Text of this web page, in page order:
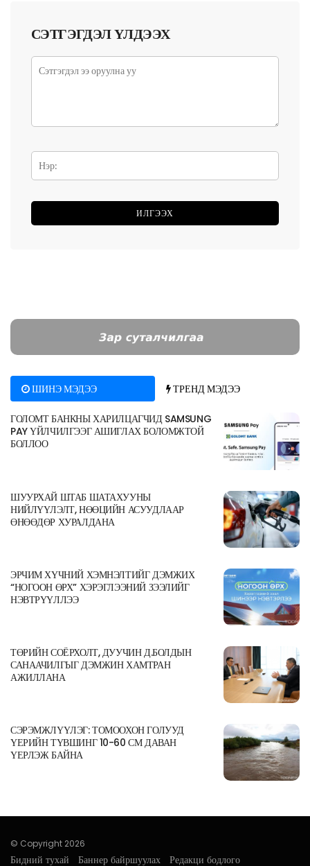
СЭТГЭГДЭЛ ҮЛДЭЭХ
ШИНЭ МЭДЭЭ ТРЕНД МЭДЭЭ
ГОЛОМТ БАНКНЫ ХАРИЛЦАГЧИД SAMSUNG
PAY ҮЙЛЧИЛГЭЭГ АШИГЛАХ БОЛОМЖТОЙ
БОЛЛОО
ШУУРХАЙ ШТАБ ШАТАХУУНЫ
НИЙЛҮҮЛЭЛТ, НӨӨЦИЙН АСУУДЛААР
ӨНӨӨДӨР ХУРАЛДАНА
ЭРЧИМ ХҮЧНИЙ ХЭМНЭЛТИЙГ ДЭМЖИХ
“НОГООН ӨРХ” ХЭРЭГЛЭЭНИЙ ЗЭЭЛИЙГ
НЭВТРҮҮЛЛЭЭ
ТӨРИЙН СОЁРХОЛТ, ДУУЧИН Д.БОЛДЫН
САНААЧИЛГЫГ ДЭМЖИН ХАМТРАН
АЖИЛЛАНА
СЭРЭМЖЛҮҮЛЭГ: ТОМООХОН ГОЛУУД
ҮЕРИЙН ТҮВШИНГ 10-60 СМ ДАВАН
ҮЕРЛЭЖ БАЙНА
© Copyright 2026
Бидний тухай Баннер байршуулах Редакци бодлого